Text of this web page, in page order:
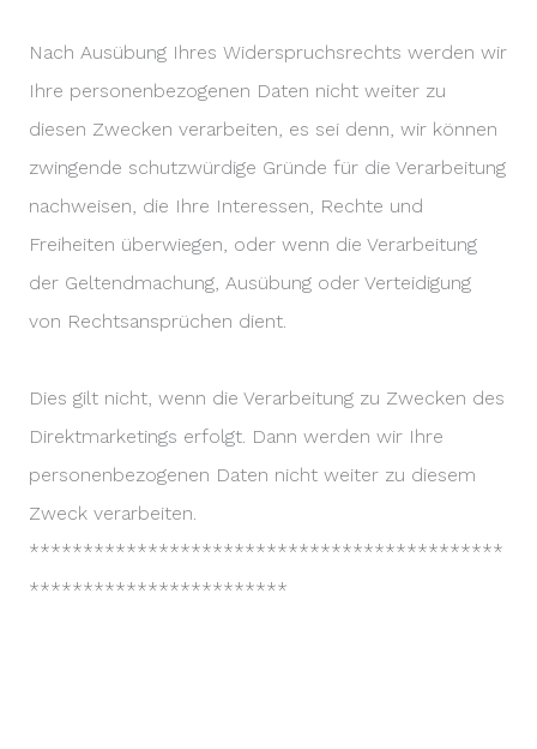
Nach Ausübung Ihres Widerspruchsrechts werden wir
Ihre personenbezogenen Daten nicht weiter zu
diesen Zwecken verarbeiten, es sei denn, wir können
zwingende schutzwürdige Gründe für die Verarbeitung
nachweisen, die Ihre Interessen, Rechte und
Freiheiten überwiegen, oder wenn die Verarbeitung
der Geltendmachung, Ausübung oder Verteidigung
von Rechtsansprüchen dient.
Dies gilt nicht, wenn die Verarbeitung zu Zwecken des
Direktmarketings erfolgt. Dann werden wir Ihre
personenbezogenen Daten nicht weiter zu diesem
Zweck verarbeiten.
********************************************
************************